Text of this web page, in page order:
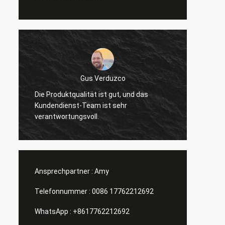
Gus Verduzco
Die Produktqualität ist gut, und das
Kundendienst-Team ist sehr
verantwortungsvoll.
Ansprechpartner : Amy
Telefonnummer : 0086 17762212692
WhatsApp : +8617762212692